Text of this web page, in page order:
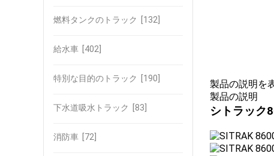
燃料タンクのトラック [132]
給水車 [402]
特別な目的のトラック [190]
下水道吸水トラック [83]
消防車 [72]
製品の説明を
製品の説明
シトラック